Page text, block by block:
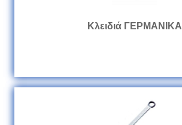
Κλειδιά ΓΕΡΜΑΝΙΚΑ